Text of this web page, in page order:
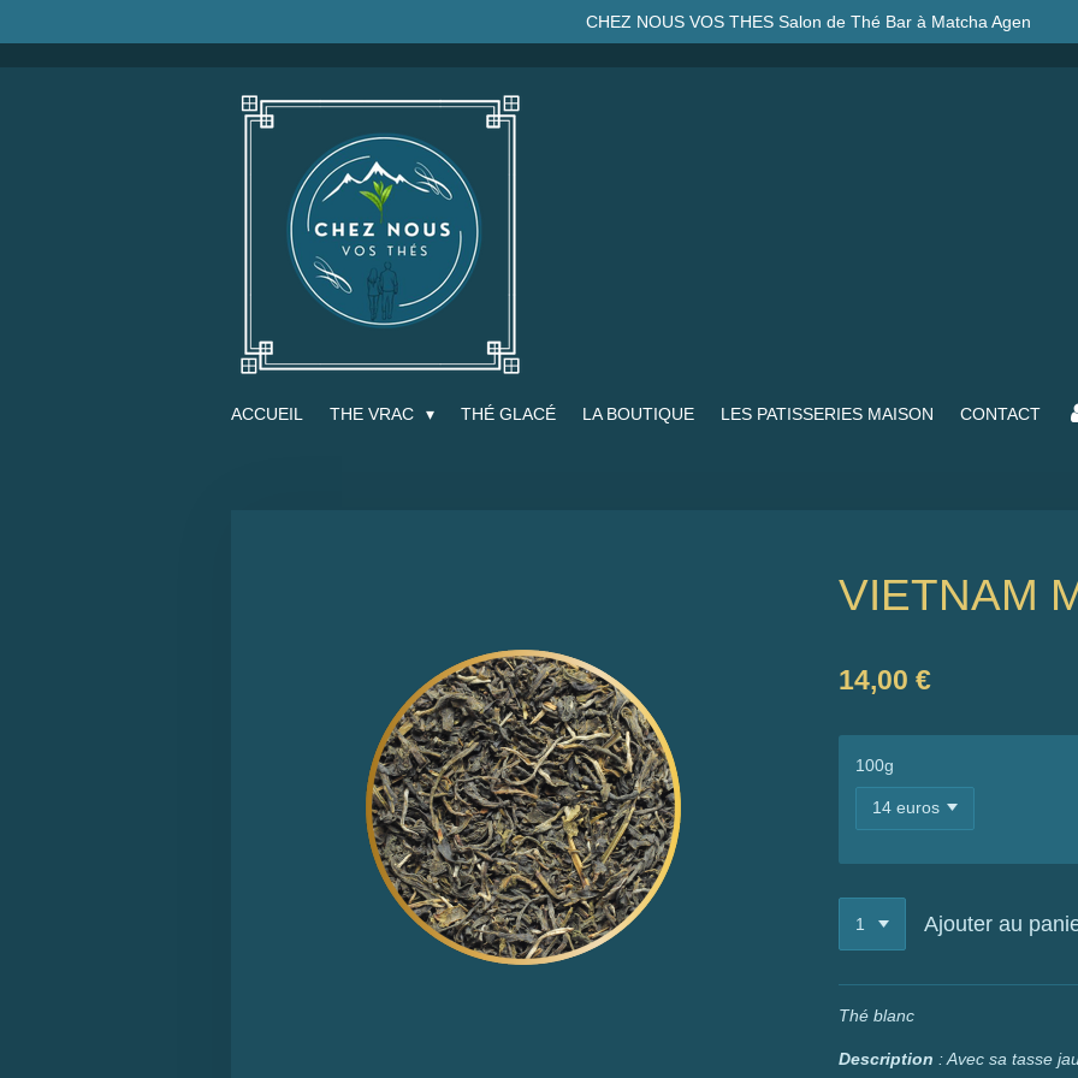
CHEZ NOUS VOS THES Salon de Thé Bar à Matcha Agen
ACCUEIL THE VRAC THÉ GLACÉ LA BOUTIQUE LES PATISSERIES MAISON CONTACT
VIETNAM
14,00 €
100g
Ajouter au
Thé blanc
Description : Avec sa tasse